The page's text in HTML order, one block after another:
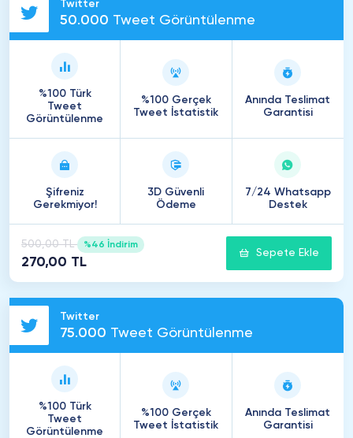
Twitter
50.000 Tweet Görüntülenme
%100 Türk
Tweet
Görüntülenme
%100 Gerçek
Tweet İstatistik
Anında Teslimat
Garantisi
Şifreniz
Gerekmiyor!
3D Güvenli
Ödeme
7/24 Whatsapp
Destek
500,00 TL %46 İndirim
270,00 TL
Sepete Ekle
Twitter
75.000 Tweet Görüntülenme
%100 Türk
Tweet
Görüntülenme
%100 Gerçek
Tweet İstatistik
Anında Teslimat
Garantisi